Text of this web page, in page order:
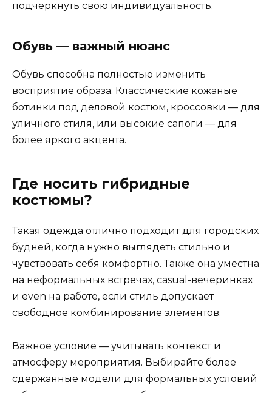
подчеркнуть свою индивидуальность.
Обувь — важный нюанс
Обувь способна полностью изменить
восприятие образа. Классические кожаные
ботинки под деловой костюм, кроссовки — для
уличного стиля, или высокие сапоги — для
более яркого акцента.
Где носить гибридные
костюмы?
Такая одежда отлично подходит для городских
будней, когда нужно выглядеть стильно и
чувствовать себя комфортно. Также она уместна
на неформальных встречах, casual-вечеринках
и even на работе, если стиль допускает
свободное комбинирование элементов.
Важное условие — учитывать контекст и
атмосферу мероприятия. Выбирайте более
сдержанные модели для формальных условий